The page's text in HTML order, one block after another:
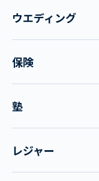
ウエディング
保険
塾
レジャー